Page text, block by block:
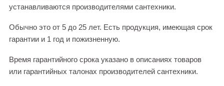
устанавливаются производителями сантехники.
Обычно это от 5 до 25 лет. Есть продукция, имеющая срок
гарантии и 1 год и пожизненную.
Время гарантийного срока указано в описаниях товаров
или гарантийных талонах производителей сантехники.